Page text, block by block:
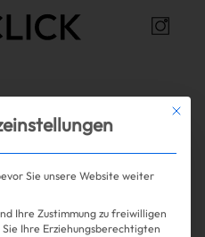
ThemaGen- Mit
Sie unsere Website weiter
Ihre Zustimmung zu freiwilligen
Ihre Erziehungsberechtigten